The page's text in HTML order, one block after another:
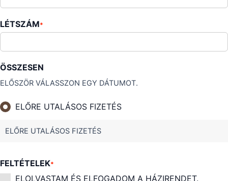
LÉTSZÁM*
ÖSSZESEN
ELŐSZÖR VÁLASSZON EGY DÁTUMOT.
ELŐRE UTALÁSOS FIZETÉS
ELŐRE UTALÁSOS FIZETÉS
FELTÉTELEK*
ELOLVASTAM ÉS ELFOGADOM A HÁZIRENDET.